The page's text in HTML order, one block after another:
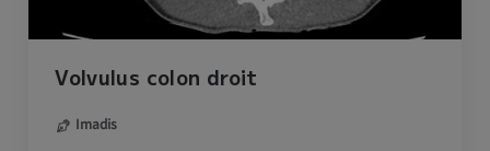
Volvulus colon droit
Imadis